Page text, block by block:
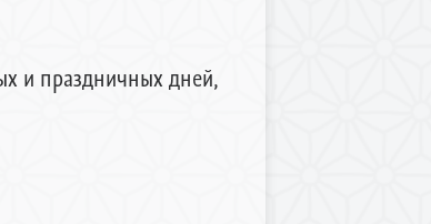
и праздничных дней,